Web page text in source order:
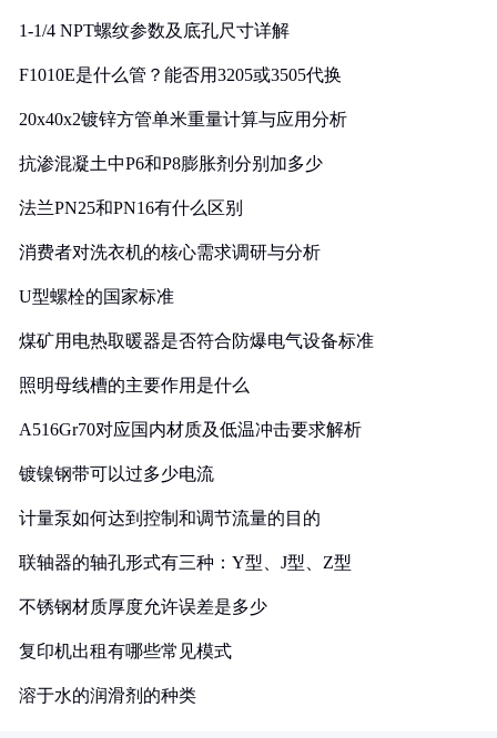
1-1/4 NPT螺纹参数及底孔尺寸详解
F1010E是什么管？能否用3205或3505代换
20x40x2镀锌方管单米重量计算与应用分析
抗渗混凝土中P6和P8膨胀剂分别加多少
法兰PN25和PN16有什么区别
消费者对洗衣机的核心需求调研与分析
U型螺栓的国家标准
煤矿用电热取暖器是否符合防爆电气设备标准
照明母线槽的主要作用是什么
A516Gr70对应国内材质及低温冲击要求解析
镀镍钢带可以过多少电流
计量泵如何达到控制和调节流量的目的
联轴器的轴孔形式有三种：Y型、J型、Z型
不锈钢材质厚度允许误差是多少
复印机出租有哪些常见模式
溶于水的润滑剂的种类